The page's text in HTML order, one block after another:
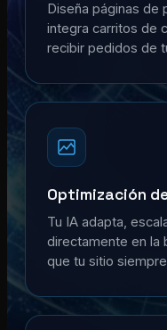
Diseña páginas de
integra carritos de
recibir pedidos de
Optimización
Tu IA adapta,
directamente en la
que tu sitio